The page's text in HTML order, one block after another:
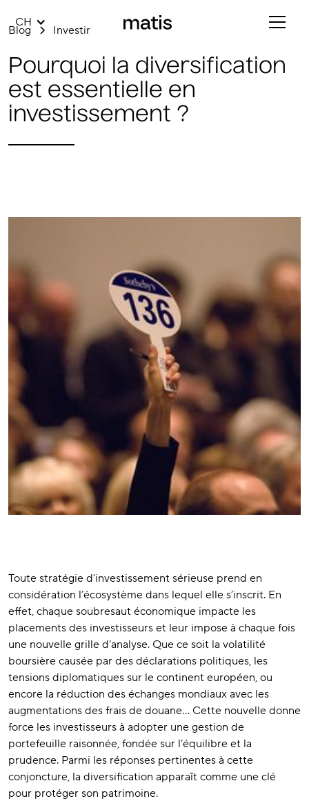
CH
Blog Investir
Pourquoi la diversification
est essentielle en
investissement ?
Toute stratégie d’investissement sérieuse prend en
considération l’écosystème dans lequel elle s’inscrit. En
effet, chaque soubresaut économique impacte les
placements des investisseurs et leur impose à chaque fois
une nouvelle grille d’analyse. Que ce soit la volatilité
boursière causée par des déclarations politiques, les
tensions diplomatiques sur le continent européen, ou
encore la réduction des échanges mondiaux avec les
augmentations des frais de douane… Cette nouvelle donne
force les investisseurs à adopter une gestion de
portefeuille raisonnée, fondée sur l’équilibre et la
prudence. Parmi les réponses pertinentes à cette
conjoncture, la diversification apparaît comme une clé
pour protéger son patrimoine.